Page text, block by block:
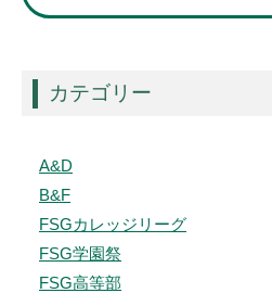
カテゴリー
A&D
B&F
FSGカレッジリーグ
FSG学園祭
FSG高等部